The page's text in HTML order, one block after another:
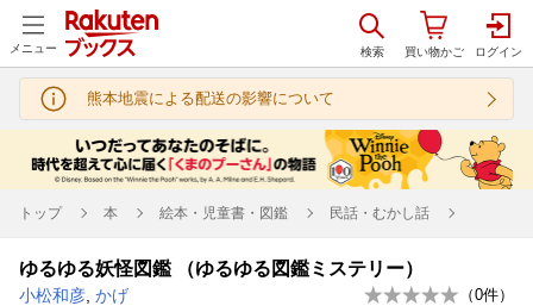
メニュー
熊本地震による配送の影響について
トップ 本 絵本・児童書・図鑑 民話・むかし話
ゆるゆる妖怪図鑑 （ゆるゆる図鑑ミステリー）
小松和彦 かげ （0件）